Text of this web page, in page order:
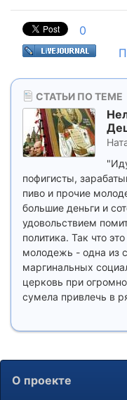
0
СТАТЬИ ПО ТЕМЕ
пофигисты,
пиво и прочие
большие деньги и
удовольствием
политика. Так что
молодежь - одна из
маргинальных
церковь при
сумела привлечь в
О проекте